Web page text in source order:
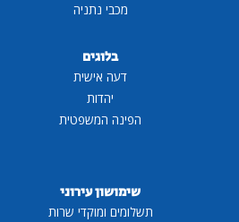
מכבי נתניה
בלוגים
דעה אישית
יהדות
הפינה המשפטית
שימושון עירוני
תשלומים ומוקדי שרות